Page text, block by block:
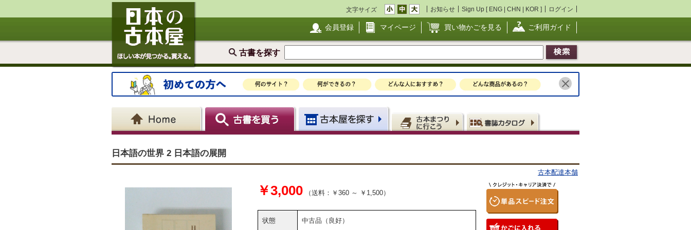
文字サイズ お知らせ Sign Up [ ENG | CHN | KOR ] ログイン
会員登録 マイページ 買い物かごを見る ご利用ガイド
古書を探す
日本語の世界 2 日本語の展開
古本配達本舗
￥3,000 （送料：￥360 ～ ￥1,500）
状態 中古品（良好）